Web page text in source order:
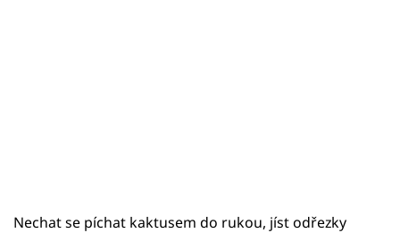
Nechat se píchat kaktusem do rukou, jíst odřezky